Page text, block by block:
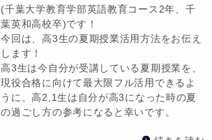
(千葉大学教育学部英語教育コース2年、千
葉英和高校卒)です！
今回は、高3生の夏期授業活用方法をお伝え
します！
高3生は今自分が受講している夏期授業を、
現役合格に向けて最大限フル活用できるよ
うに、高2,1生は自分が高3になった時の夏
の過ごし方の参考になると幸いです。